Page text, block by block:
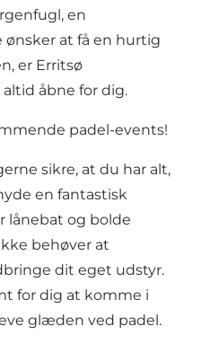
en
ønsker at få en hurtig
er Erritsø
åbne for dig.
padel-events!
sikre, at du har alt,
en fantastisk
lånebat og bolde
behøver at
dit eget udstyr.
for dig at komme i
glæden ved padel.